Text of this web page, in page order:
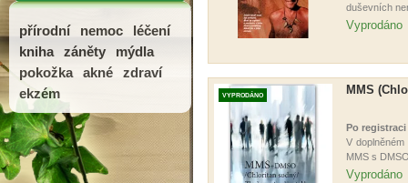
přírodní nemoc
léčení
kniha
záněty
mýdla
pokožka
akné
zdraví
ekzém
duševních
Vyprodáno
MMS
VYPRODÁNO
Po
V
MMS s
Vyprodáno